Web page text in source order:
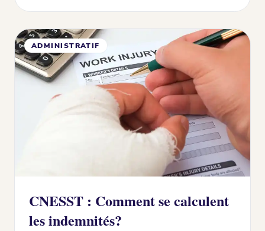
ADMINISTRATIF
CNESST : Comment se calculent
les indemnités?